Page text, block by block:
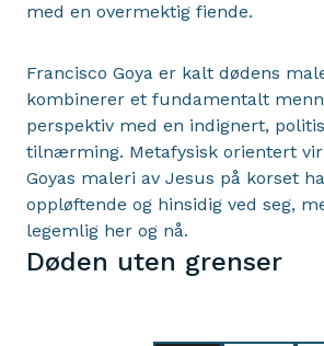
med en overmektig fiende.
Francisco Goya er kalt dødens
kombinerer et fundamentalt
perspektiv med en indignert,
tilnærming. Metafysisk orientert
Goyas maleri av Jesus på korset
oppløftende og hinsidig ved seg,
legemlig her og nå.
Døden uten grenser